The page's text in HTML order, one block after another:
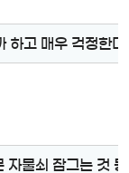
고 매우 걱정한다.
물쇠 잠그는 것